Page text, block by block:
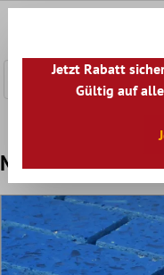
Mosaikfliesen
Jetzt Rabatt
Gültig auf